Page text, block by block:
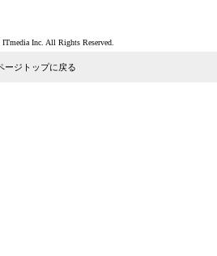
Inc. All Rights Reserved.
ージトップに戻る